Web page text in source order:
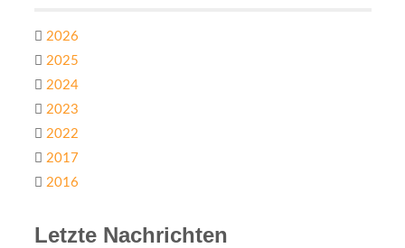
2026
2025
2024
2023
2022
2017
2016
Letzte Nachrichten